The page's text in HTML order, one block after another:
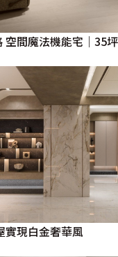
空間魔法機能宅｜35坪
實現白金奢華風